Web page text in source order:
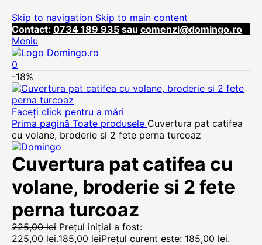
Skip to navigation Skip to main content
Contact: 0734 189 935 sau comenzi@domingo.ro
Meniu
0
-18%
Faceți click pentru a mări
Prima pagină Toate produsele Cuvertura pat catifea
cu volane, broderie si 2 fete perna turcoaz
Cuvertura pat catifea cu
volane, broderie si 2 fete
perna turcoaz
225,00lei Prețul inițial a fost:
225,00 lei.185,00 leiPrețul curent este: 185,00 lei.